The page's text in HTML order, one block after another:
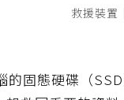
救援裝置
的固態硬碟（